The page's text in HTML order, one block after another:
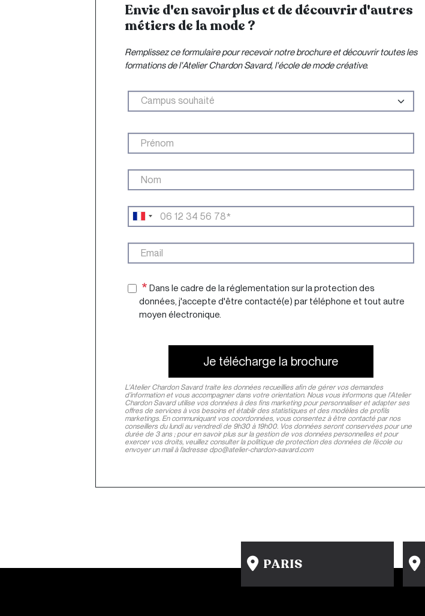
Envie d'en savoir plus et de découvrir d'autres
métiers de la mode ?
Remplissez ce formulaire pour recevoir notre brochure et découvrir toutes les
formations de l'Atelier Chardon Savard, l'école de mode créative.
Dans le cadre de la réglementation sur la protection des
données, j'accepte d'être contacté(e) par téléphone et tout autre
moyen électronique.
Je télécharge la brochure
L'Atelier Chardon Savard traite les données recueillies afin de gérer vos demandes
d’information et vous accompagner dans votre orientation. Nous vous informons que l'Atelier
Chardon Savard utilise vos données à des fins marketing pour personnaliser et adapter ses
offres de services à vos besoins et établir des statistiques et des modèles de profils
marketings. En communiquant vos coordonnées, vous consentez à être contacté par nos
conseillers du lundi au vendredi de 9h30 à 19h00. Vos données seront conservées pour une
durée de 3 ans ; pour en savoir plus sur la gestion de vos données personnelles et pour
exercer vos droits, veuillez consulter la politique de protection des données de l’école ou
envoyer un mail à l’adresse dpo@atelier-chardon-savard.com
PARIS
15 rue Gambey - 75011